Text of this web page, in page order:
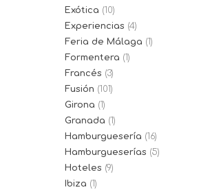
Exótica (10)
Experiencias (4)
Feria de Málaga (1)
Formentera (1)
Francés (3)
Fusión (101)
Girona (1)
Granada (1)
Hamburguesería (16)
Hamburgueserías (5)
Hoteles (9)
Ibiza (1)